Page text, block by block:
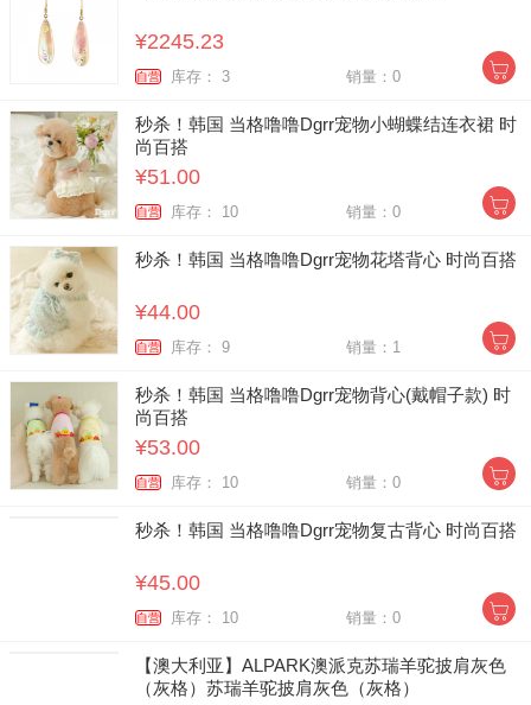
¥2245.23
自营 库存： 3 销量：0
秒杀！韩国 当格噜噜Dgrr宠物小蝴蝶结连衣裙 时
尚百搭
¥51.00
自营 库存： 10 销量：0
秒杀！韩国 当格噜噜Dgrr宠物花塔背心 时尚百搭
¥44.00
自营 库存： 9 销量：1
秒杀！韩国 当格噜噜Dgrr宠物背心(戴帽子款) 时
尚百搭
¥53.00
自营 库存： 10 销量：0
秒杀！韩国 当格噜噜Dgrr宠物复古背心 时尚百搭
¥45.00
自营 库存： 10 销量：0
【澳大利亚】ALPARK澳派克苏瑞羊驼披肩灰色
（灰格）苏瑞羊驼披肩灰色（灰格）